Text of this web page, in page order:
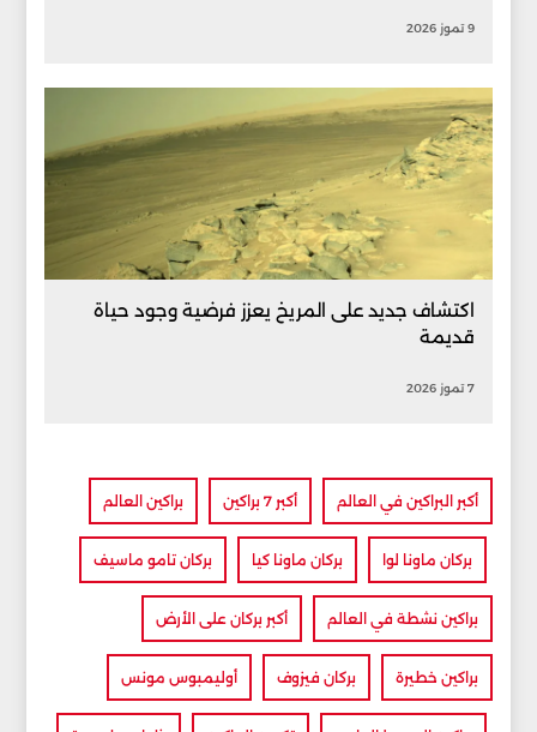
9 تموز 2026
اكتشاف جديد على المريخ يعزز فرضية وجود حياة
قديمة
7 تموز 2026
أكبر البراكين في العالم أكبر 7 براكين براكين العالم
بركان ماونا لوا بركان ماونا كيا بركان تامو ماسيف
براكين نشطة في العالم أكبر بركان على الأرض
براكين خطيرة بركان فيزوف أوليمبوس مونس